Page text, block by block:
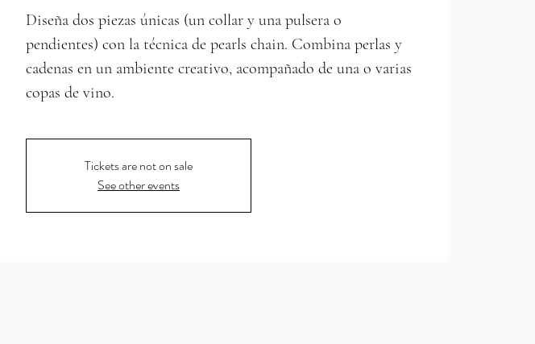
Diseña dos piezas únicas (un collar y una pulsera o
pendientes) con la técnica de pearls chain. Combina perlas y
cadenas en un ambiente creativo, acompañado de una o varias
copas de vino.
Tickets are not on sale
See other events